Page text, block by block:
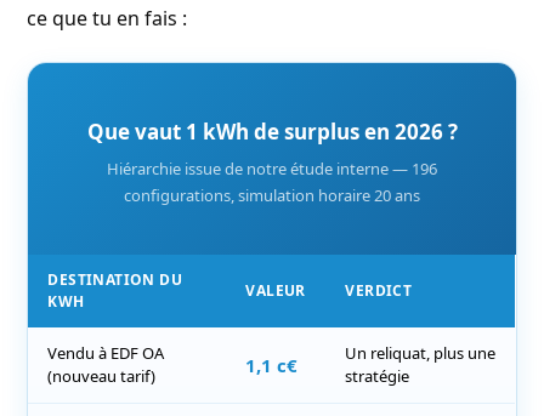
ce que tu en fais :
Que vaut 1 kWh de surplus en 2026 ?
Hiérarchie issue de notre étude interne — 196
configurations, simulation horaire 20 ans
DESTINATION DU
KWH
VALEUR VERDICT
Vendu à EDF OA
(nouveau tarif)
1,1 c€
Un reliquat, plus une
stratégie